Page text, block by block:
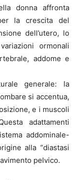
donna affronta
la crescita del
dell’utero, lo
ormonali
addome e
generale: la
si accentua,
e i muscoli
adattamenti
addominale-
alla “diastasi
pelvico.